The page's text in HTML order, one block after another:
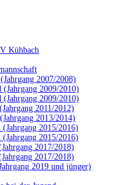
Kühbach
2007/2008)
(Jahrgang 2009/2010)
(Jahrgang 2009/2010)
2011/2012)
2013/2014)
(Jahrgang 2015/2016)
(Jahrgang 2015/2016)
2017/2018)
2017/2018)
2019 und jünger)